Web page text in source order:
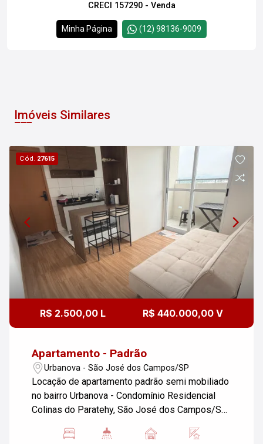
CRECI 157290 - Venda
Minha Página (12) 98136-9009
Imóveis Similares
Cód. 27615
R$ 2.500,00 L R$ 440.000,00 V
Apartamento - Padrão
Urbanova - São José dos Campos/SP
Locação de apartamento padrão semi mobiliado
no bairro Urbanova - Condomínio Residencial
Colinas do Paratehy, São José dos Campos/SP.
e 02 banheiros, sala, cozinha, área de serviço e